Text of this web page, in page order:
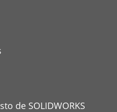
de SOLIDWORKS